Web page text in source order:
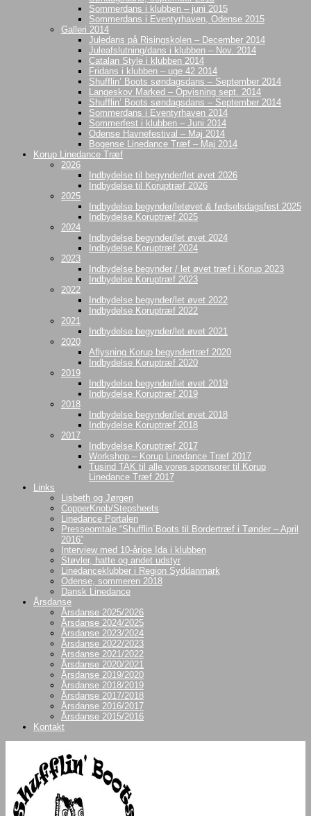
Sommerdans i klubben – juni 2015
Sommerdans i Eventyrhaven, Odense 2015
Galleri 2014
Juledans på Risingskolen – December 2014
Juleafslutning/dans i klubben – Nov. 2014
Catalan Style i klubben 2014
Fridans i klubben – uge 42 2014
Shufflin’ Boots søndagsdans – September 2014
Langeskov Marked – Opvisning sept. 2014
Shufflin’ Boots søndagsdans – September 2014
Sommerdans i Eventyrhaven 2014
Sommerfest i klubben – Juni 2014
Odense Havnefestival – Maj 2014
Bogense Linedance Træf – Maj 2014
Korup Linedance Træf
2026
Indbydelse til begynder/let øvet 2026
Indbydelse til Koruptræf 2026
2025
Indbydelse begynder/letøvet & fødselsdagsfest 2025
Indbydelse Koruptræf 2025
2024
Indbydelse begynder/let øvet 2024
Indbydelse Koruptræf 2024
2023
Indbydelse begynder / let øvet træf i Korup 2023
Indbydelse Koruptræf 2023
2022
Indbydelse begynder/let øvet 2022
Indbydelse Koruptræf 2022
2021
Indbydelse begynder/let øvet 2021
2020
Aflysning Korup begyndertræf 2020
Indbydelse Koruptræf 2020
2019
Indbydelse begynder/let øvet 2019
Indbydelse Koruptræf 2019
2018
Indbydelse begynder/let øvet 2018
Indbydelse Koruptræf 2018
2017
Indbydelse Koruptræf 2017
Workshop – Korup Linedance Træf 2017
Tusind TAK til alle vores sponsorer til Korup
Linedance Træf 2017
Links
Lisbeth og Jørgen
CopperKnob/Stepsheets
Linedance Portalen
Presseomtale “Shufflin´Boots til Bordertræf i Tønder – April
2016”
Interview med 10-årige Ida i klubben
Støvler, hatte og andet udstyr
Linedanceklubber i Region Syddanmark
Odense, sommeren 2018
Dansk Linedance
Årsdanse
Årsdanse 2025/2026
Årsdanse 2024/2025
Årsdanse 2023/2024
Årsdanse 2022/2023
Årsdanse 2021/2022
Årsdanse 2020/2021
Årsdanse 2019/2020
Årsdanse 2018/2019
Årsdanse 2017/2018
Årsdanse 2016/2017
Årsdanse 2015/2016
Kontakt